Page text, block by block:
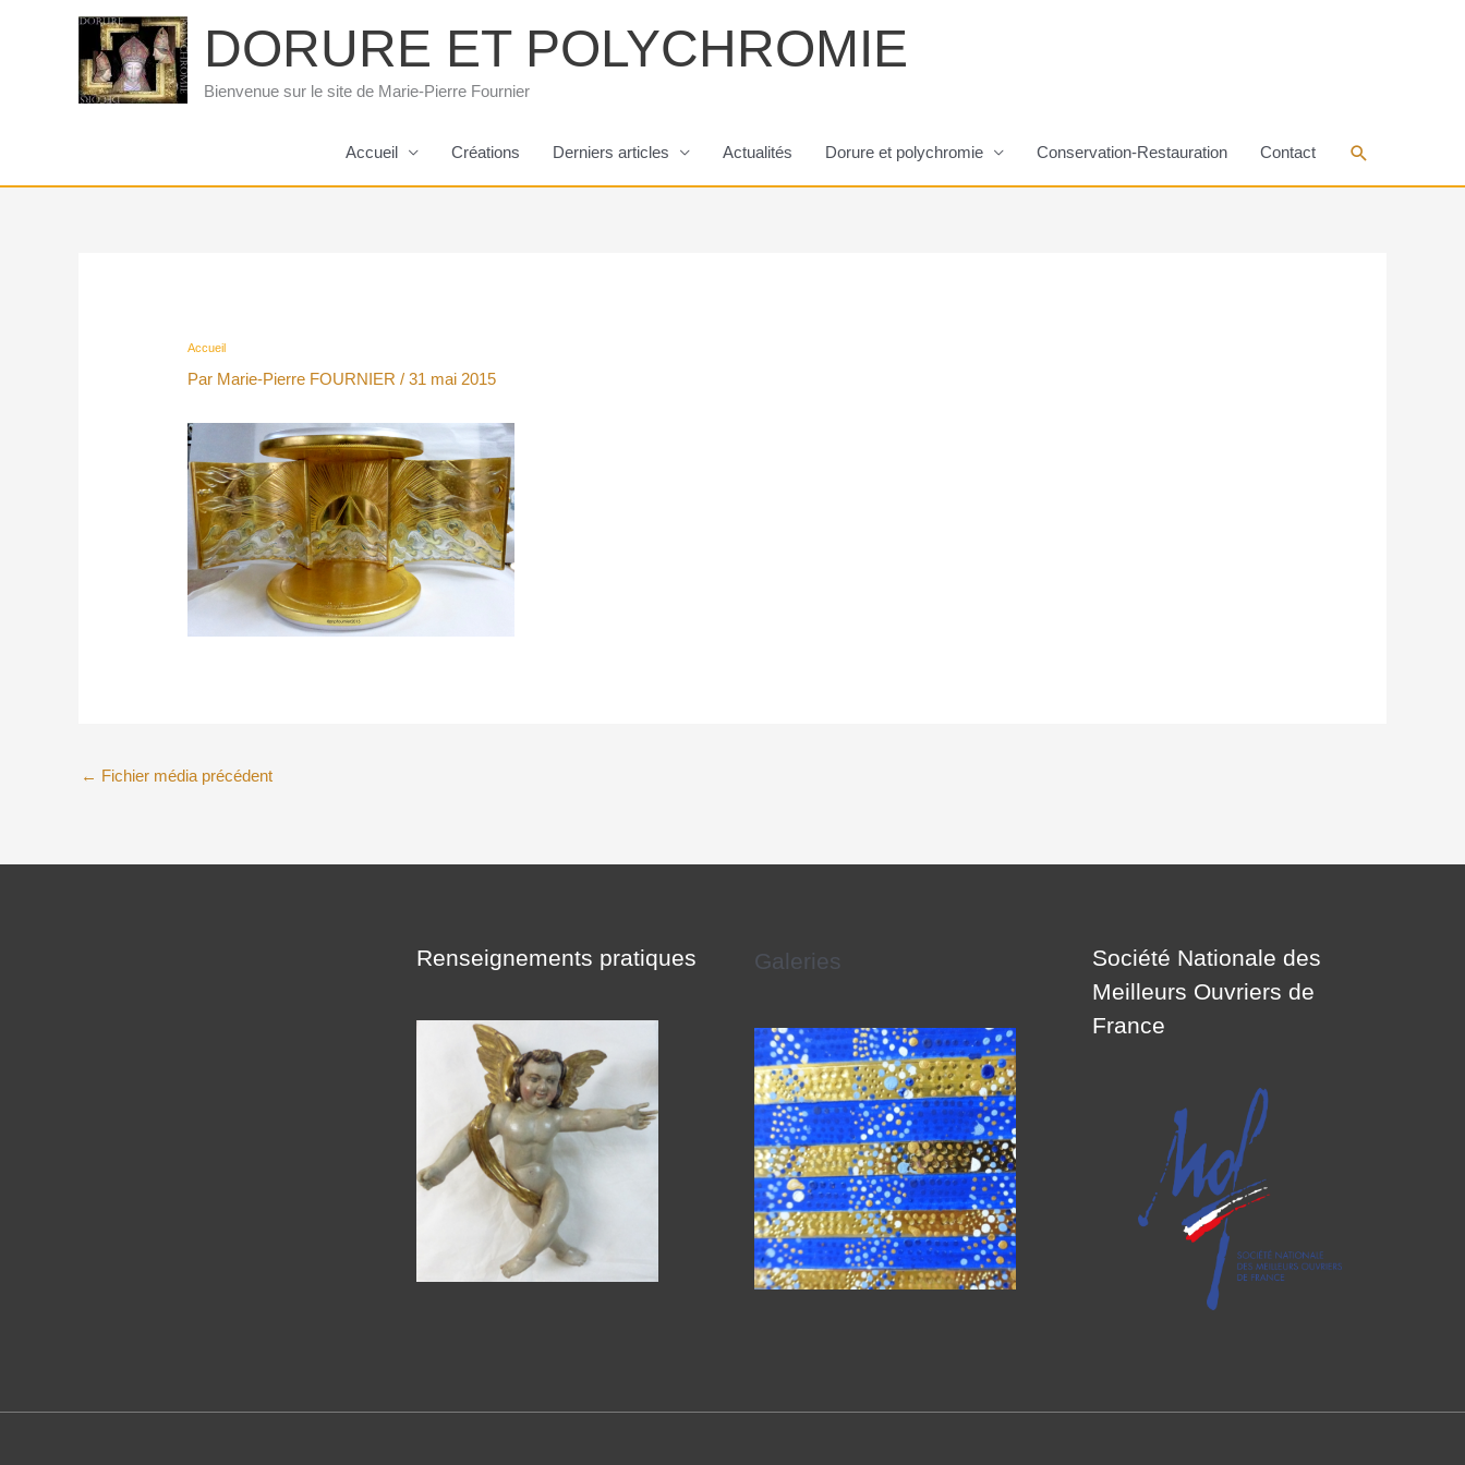
DORURE ET POLYCHROMIE
Bienvenue sur le site de Marie-Pierre Fournier
Accueil Créations Derniers articles Actualités Dorure et polychromie Conservation-Restauration Contact Rechercher
Accueil
Par Marie-Pierre FOURNIER/31 mai 2015
← Fichier média précédent
Renseignements pratiques Galeries
Société Nationale des
Meilleurs Ouvriers de
France